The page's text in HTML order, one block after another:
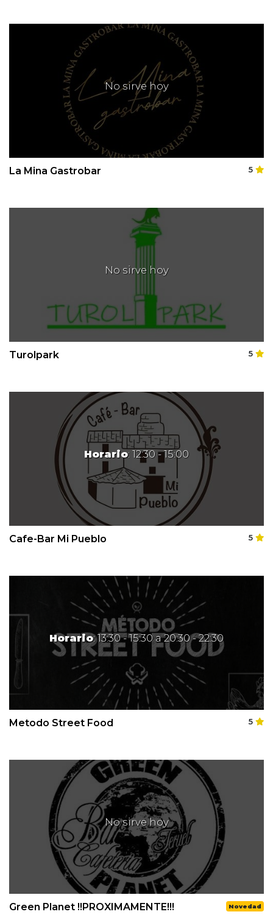
No sirve hoy
La Mina Gastrobar 5
No sirve hoy
Turolpark 5
Horario: 12:30 - 15:00
Cafe-Bar Mi Pueblo 5
Horario: 13:30 - 15:30 a 20:30 - 22:30
Metodo Street Food 5
No sirve hoy
Green Planet !!PROXIMAMENTE!!! Novedad